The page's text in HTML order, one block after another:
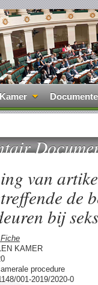
van
de
bij
KAMER
procedure
001-2019/2020-0